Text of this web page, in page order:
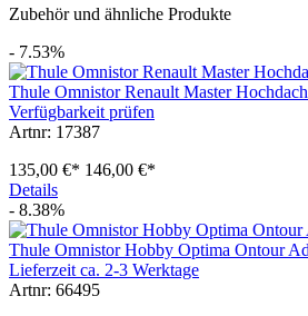
Zubehör und ähnliche Produkte
- 7.53%
Thule Omnistor Renault Master
Verfügbarkeit prüfen
Artnr: 17387
135,00 €* 146,00 €*
Details
- 8.38%
Thule Omnistor Hobby Optima Ontour
Lieferzeit ca. 2-3 Werktage
Artnr: 66495